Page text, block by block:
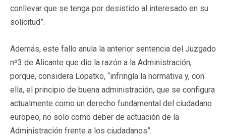
conllevar que se tenga por desistido al interesado en su
solicitud”.
Además, este fallo anula la anterior sentencia del Juzgado
nº3 de Alicante que dio la razón a la Administración,
porque, considera Lopatko, “infringía la normativa y, con
ella, el principio de buena administración, que se configura
actualmente como un derecho fundamental del ciudadano
europeo, no solo como deber de actuación de la
Administración frente a los ciudadanos”.